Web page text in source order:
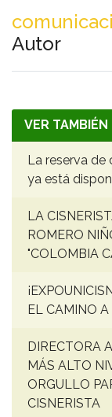
Autor
VER TAMBIÉN
La reserva de
ya está
LA
ROMERO
"COLOMBIA
EL CAMINO
DIRECTORA
MÁS ALTO
ORGULLO
CISNERISTA